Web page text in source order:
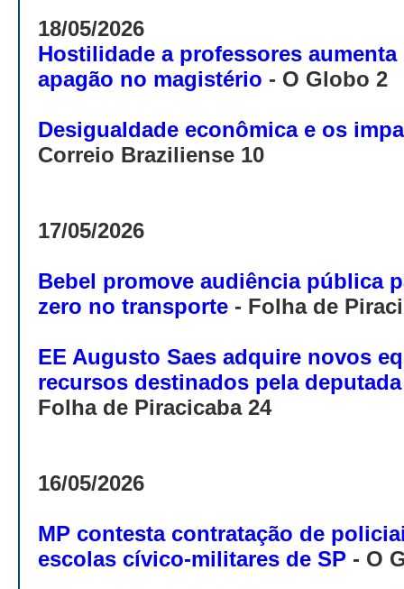
18/05/2026
Hostilidade a professores
apagão no magistério - O Globo 2
Desigualdade econômica e os
Correio Braziliense 10
17/05/2026
Bebel promove audiência pública
zero no transporte - Folha de
EE Augusto Saes adquire novos
recursos destinados pela
Folha de Piracicaba 24
16/05/2026
MP contesta contratação de
escolas cívico-militares de SP - O